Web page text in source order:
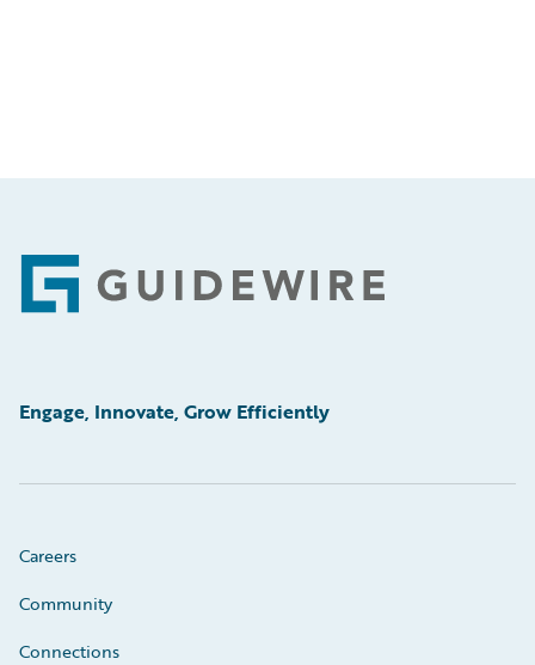
Footer
Engage, Innovate, Grow Efficiently
Careers
Community
Connections